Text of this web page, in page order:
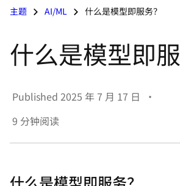
主题 AI/ML 什么是模型即服务？
什么是模型即服
Published 2025 年 7 月 17 日
•
9 分钟阅读